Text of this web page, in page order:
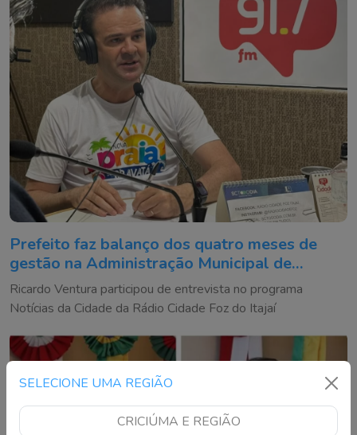
SELECIONE UMA REGIÃO
CRICIÚMA E REGIÃO
Prefeito faz balanço dos quatro meses de
gestão na Administração Municipal de
Navegantes
Ricardo Ventura participou de entrevista no programa
Notícias da Cidade da Rádio Cidade Foz do Itajaí